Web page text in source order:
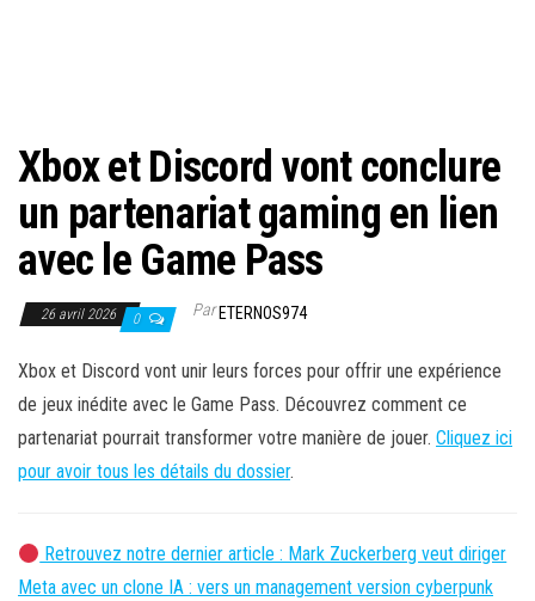
Xbox et Discord vont conclure
un partenariat gaming en lien
avec le Game Pass
26 avril 2026 0 ParETERNOS974
Xbox et Discord vont unir leurs forces pour offrir une expérience
de jeux inédite avec le Game Pass. Découvrez comment ce
partenariat pourrait transformer votre manière de jouer. Cliquez ici
pour avoir tous les détails du dossier.
Retrouvez notre dernier article : Mark Zuckerberg veut diriger
Meta avec un clone IA : vers un management version cyberpunk